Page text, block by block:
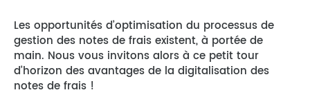
Les opportunités d’optimisation du processus de
gestion des notes de frais existent, à portée de
main. Nous vous invitons alors à ce petit tour
d’horizon des avantages de la digitalisation des
notes de frais !